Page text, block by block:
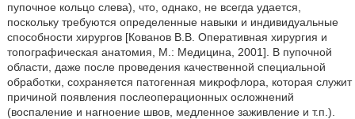
пупочное кольцо слева), что, однако, не всегда удается,
поскольку требуются определенные навыки и индивидуальные
способности хирургов [Кованов В.В. Оперативная хирургия и
топографическая анатомия, М.: Медицина, 2001]. В пупочной
области, даже после проведения качественной специальной
обработки, сохраняется патогенная микрофлора, которая служит
причиной появления послеоперационных осложнений
(воспаление и нагноение швов, медленное заживление и т.п.).